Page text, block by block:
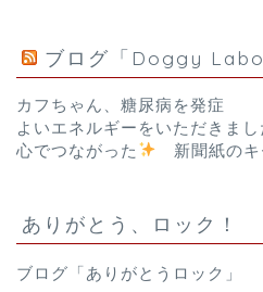
ブログ「Doggy Labo
カフちゃん、糖尿病を発症
よいエネルギーをいただきま
心でつながった
新聞紙のキ
ありがとう、ロック！
ブログ「ありがとうロック」